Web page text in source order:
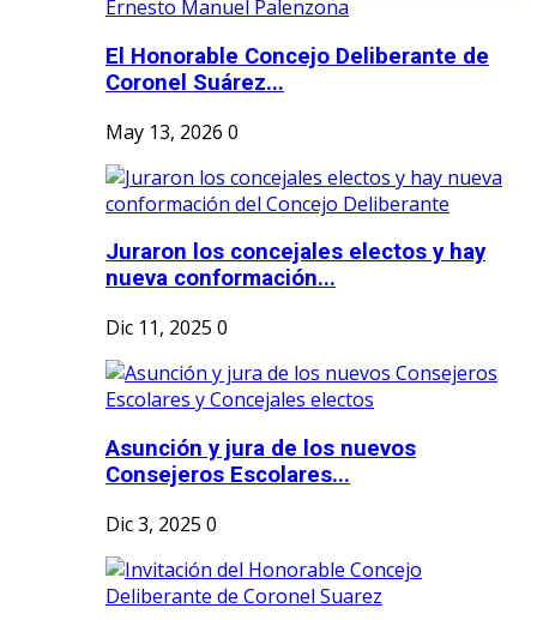
El Honorable Concejo Deliberante de
Coronel Suárez...
May 13, 2026 0
Juraron los concejales electos y hay
nueva conformación...
Dic 11, 2025 0
Asunción y jura de los nuevos
Consejeros Escolares...
Dic 3, 2025 0